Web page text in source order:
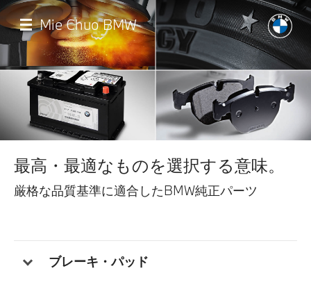
メ
イ
ン
コ
テ
動
店舗一覧
モデル一覧
サービス
Mie Chuo BMW
最高・最適なものを選択する意味。
厳格な品質基準に適合したBMW純正パーツ
ブレーキ・パッド